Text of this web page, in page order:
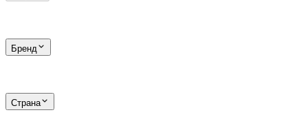
Бренд
Страна